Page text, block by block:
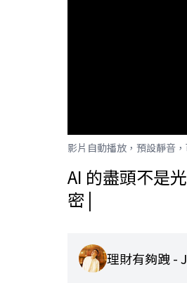
影片自動播放，預設靜音
AI 的盡頭不是
密 |
理財有夠跩 -